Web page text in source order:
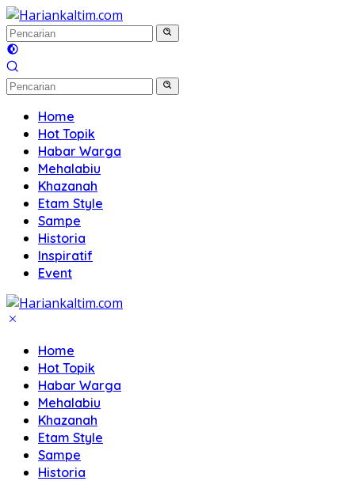
Langsung
ke
konten
Home
Hot Topik
Habar Warga
Mehalabiu
Khazanah
Etam Style
Sampe
Historia
Inspiratif
Event
Home
Hot Topik
Habar Warga
Mehalabiu
Khazanah
Etam Style
Sampe
Historia